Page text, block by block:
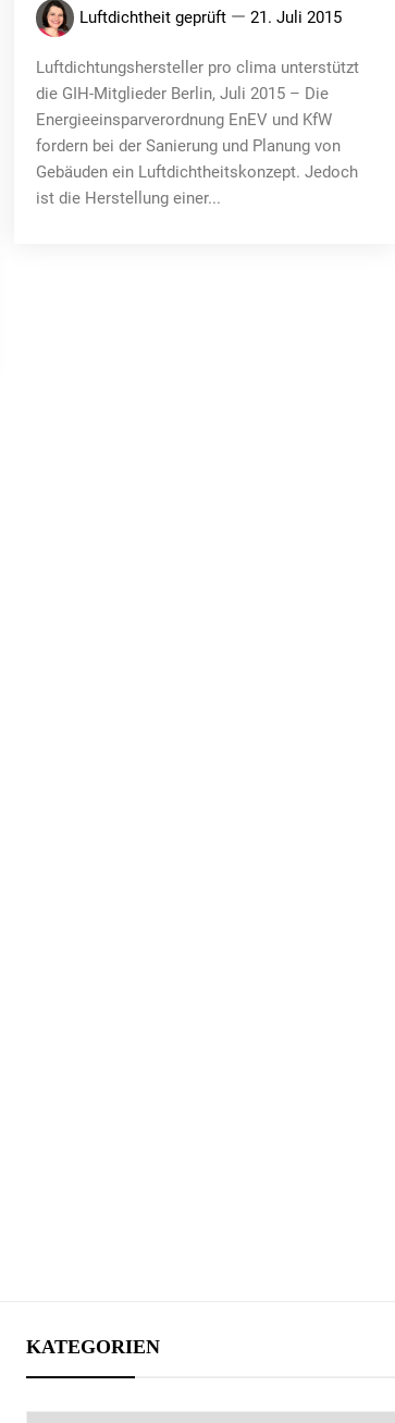
Luftdichtheit geprüft 21. Juli 2015
Luftdichtungshersteller pro clima unterstützt
die GIH-Mitglieder Berlin, Juli 2015 – Die
Energieeinsparverordnung EnEV und KfW
fordern bei der Sanierung und Planung von
Gebäuden ein Luftdichtheitskonzept. Jedoch
ist die Herstellung einer...
KATEGORIEN